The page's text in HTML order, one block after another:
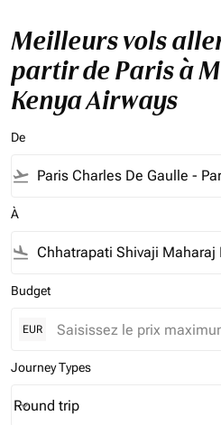
Meilleurs vols
partir de Paris à
Kenya Airways
De
flight_takeoff
À
flight_land
Budget
EUR
Journey Types
Journey Types option Round trip
Round trip
keyboard_arrow_down